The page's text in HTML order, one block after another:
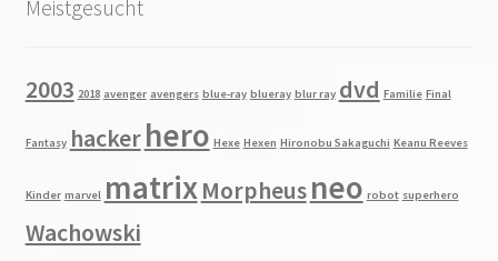
Meistgesucht
2003 2018 avenger avengers blue-ray blueray blur ray dvd Familie Final
Fantasy hackerhero Hexe Hexen Hironobu Sakaguchi Keanu Reeves
Kinder marvel matrixMorpheusneo robot superhero
Wachowski